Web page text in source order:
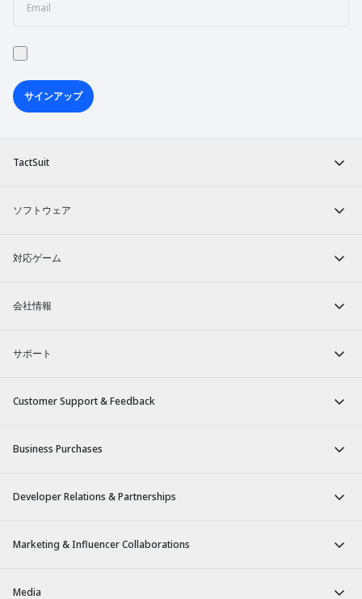
TactSuit
ソフトウェア
対応ゲーム
会社情報
サポート
Customer Support & Feedback
Business Purchases
Developer Relations & Partnerships
Marketing & Influencer Collaborations
Media
サインアップ